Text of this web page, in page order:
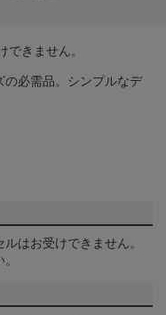
きません。
の必需品。シンプルなデ
はお受けできません。